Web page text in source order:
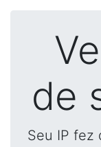
de
Seu IP fez